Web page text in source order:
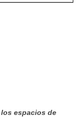
espacios de